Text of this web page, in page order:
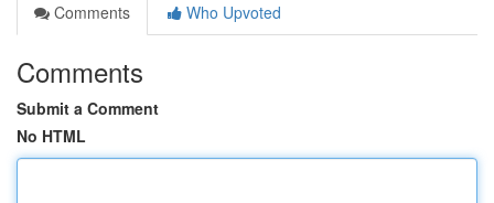
Comments
Who Upvoted
Comments
Submit a Comment
No HTML